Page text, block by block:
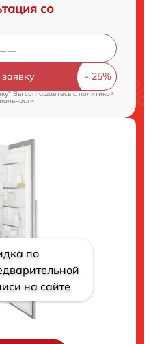
со
Вы соглашаетесь cполитикой
по
на сайте